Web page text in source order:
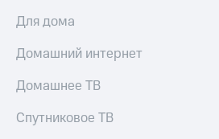
Для дома
Домашний интернет
Домашнее ТВ
Спутниковое ТВ